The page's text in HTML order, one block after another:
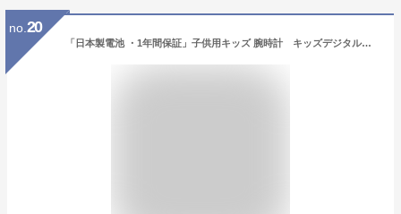
no. 20
「日本製電池 ・1年間保証」子供用キッズ 腕時計 キッズデジタルウォッチ 日常防水 日本語説明書付 男の子 女の子 小学生 小学校 キッズ プレゼント 誕生日/卒業/入学/ジュニア/記念品 クリスマス